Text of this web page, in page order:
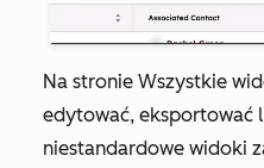
Na stronie Wszystkie
edytować, eksportować
niestandardowe widoki